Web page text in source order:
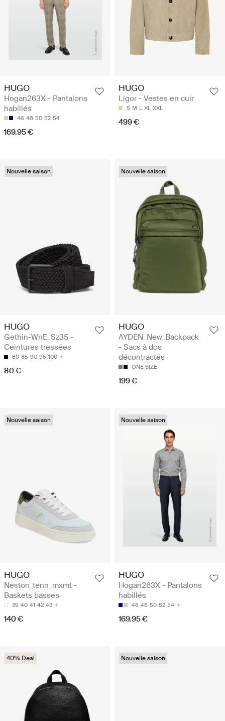
HUGO
Hogan263X - Pantalons
habillés
46 48 50 52 54
169.95 €
HUGO
Ligor - Vestes en cuir
S M L XL XXL
499 €
Nouvelle saison
HUGO
Gethin-WnE_Sz35 -
Ceintures tressées
80 85 90 95 100
80 €
Nouvelle saison
HUGO
AYDEN_New_Backpack
- Sacs à dos
décontractés
ONE SIZE
199 €
Nouvelle saison
HUGO
Neston_tenn_mxmt -
Baskets basses
39 40 41 42 43
140 €
Nouvelle saison
HUGO
Hogan263X - Pantalons
habillés
46 48 50 52 54
169.95 €
40% Deal Nouvelle saison